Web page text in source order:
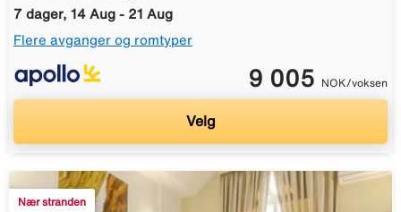
7 dager, 14 Aug - 21 Aug
Flere avganger og romtyper
9 005 NOK/voksen
Velg
Nær stranden